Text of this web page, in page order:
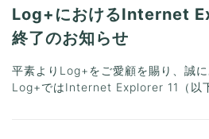
Log+におけるInternet
終了のお知らせ
平素よりLog+をご愛顧を賜り、誠に
Log+ではInternet Explorer 11（以